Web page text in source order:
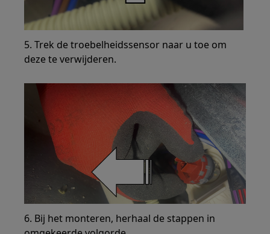
5. Trek de troebelheidssensor naar u toe om
deze te verwijderen.
6. Bij het monteren, herhaal de stappen in